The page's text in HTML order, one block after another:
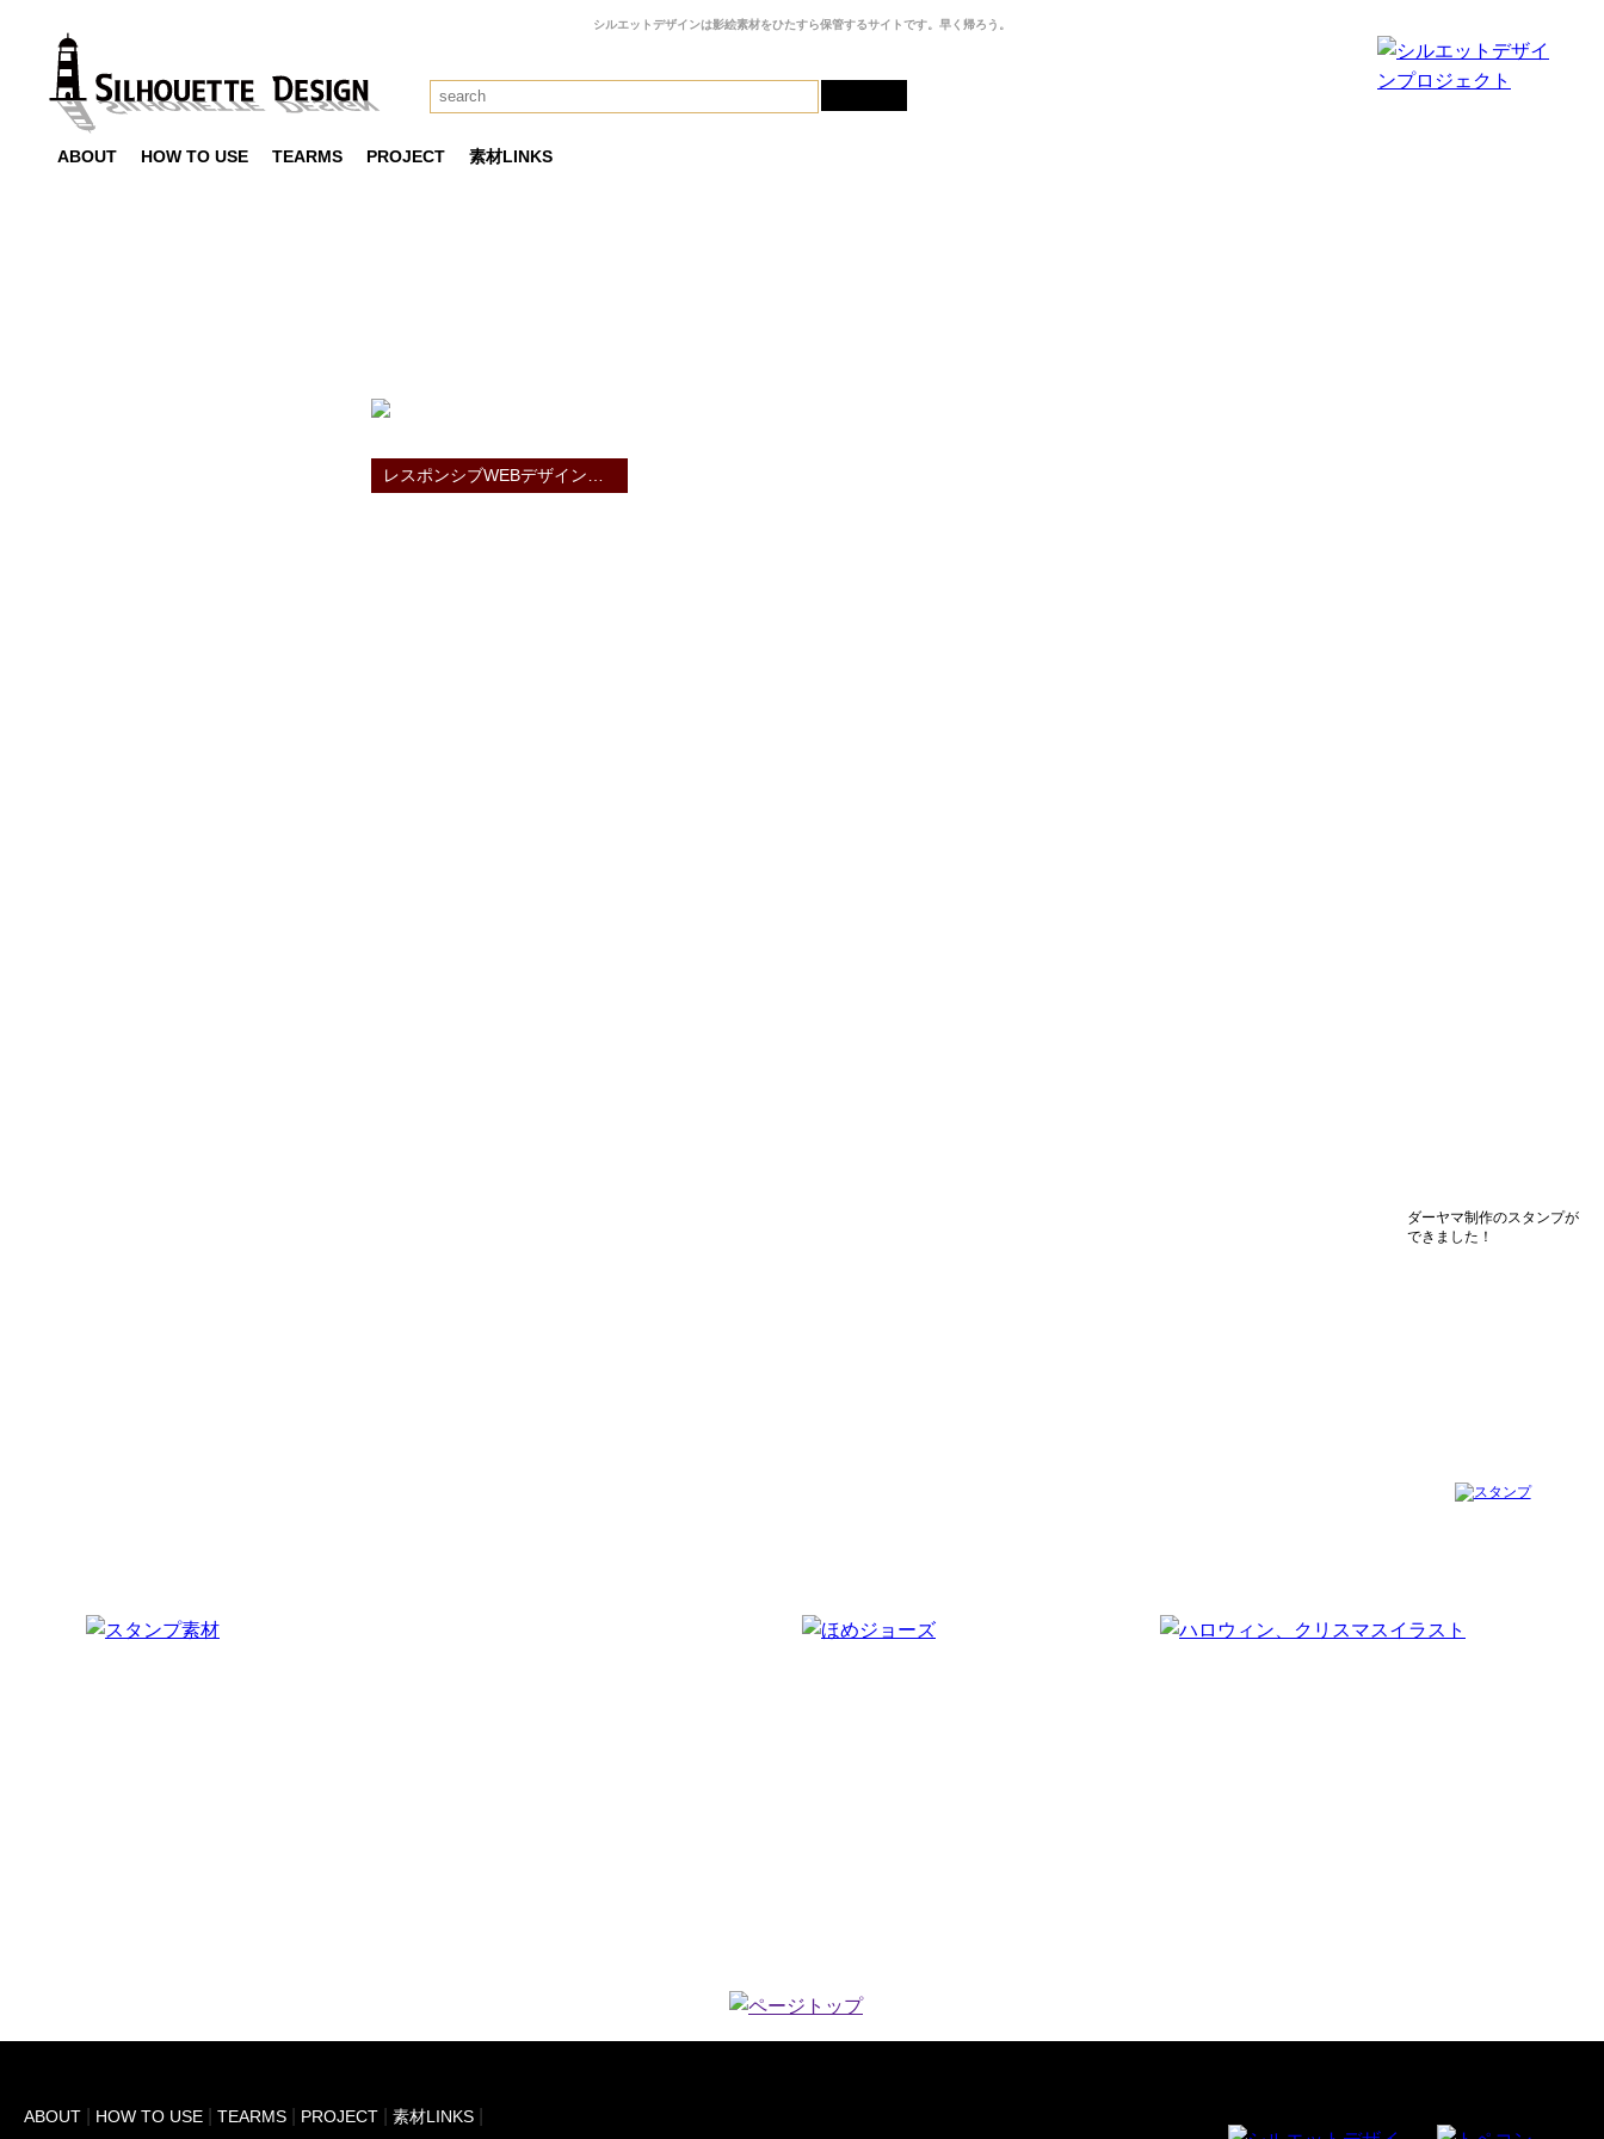
シルエットデザインは影絵素材をひたすら保管するサイトです。早く帰ろう。
ABOUT HOW TO USE TEARMS PROJECT 素材LINKS
ダーヤマ制作のスタンプが
できました！
ABOUT HOW TO USE TEARMS PROJECT 素材LINKS